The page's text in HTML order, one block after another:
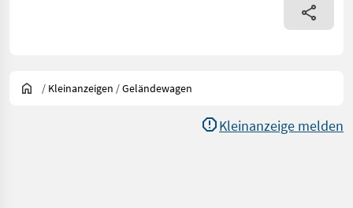
/ Kleinanzeigen /Geländewagen
Kleinanzeige melden